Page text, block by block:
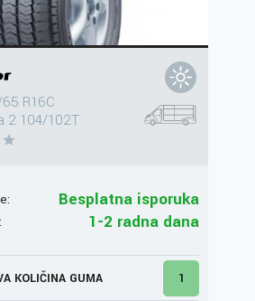
R16C
2 104/102T
Besplatna isporuka
1-2 radna dana
KOLIČINA GUMA 1